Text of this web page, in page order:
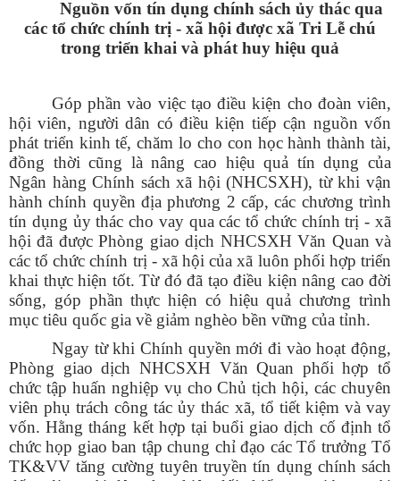
Nguồn vốn tín dụng chính sách ủy thác qua
các tổ chức chính trị - xã hội được xã Tri Lễ chú
trong triển khai và phát huy hiệu quả
Góp phần vào việc tạo điều kiện cho đoàn viên,
hội viên, người dân có điều kiện tiếp cận nguồn vốn
phát triển kinh tế, chăm lo cho con học hành thành tài,
đồng thời cũng là nâng cao hiệu quả tín dụng của
Ngân hàng Chính sách xã hội (NHCSXH), từ khi vận
hành chính quyền địa phương 2 cấp, các chương trình
tín dụng ủy thác cho vay qua các tổ chức chính trị - xã
hội đã được Phòng giao dịch NHCSXH Văn Quan và
các tổ chức chính trị - xã hội của xã luôn phối hợp triển
khai thực hiện tốt. Từ đó đã tạo điều kiện nâng cao đời
sống, góp phần thực hiện có hiệu quả chương trình
mục tiêu quốc gia về giảm nghèo bền vững của tỉnh.
Ngay từ khi Chính quyền mới đi vào hoạt động,
Phòng giao dịch NHCSXH Văn Quan phối hợp tổ
chức tập huấn nghiệp vụ cho Chủ tịch hội, các chuyên
viên phụ trách công tác ủy thác xã, tổ tiết kiệm và vay
vốn. Hằng tháng kết hợp tại buổi giao dịch cố định tổ
chức họp giao ban tập chung chỉ đạo các Tổ trưởng Tổ
TK&VV tăng cường tuyên truyền tín dụng chính sách